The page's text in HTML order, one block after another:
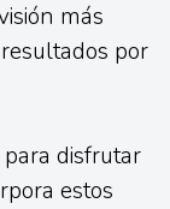
más
por
disfrutar
estos